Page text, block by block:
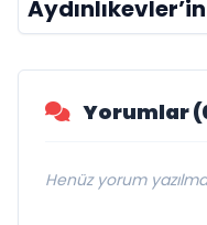
Damak
Yorumlar
Henüz yorum